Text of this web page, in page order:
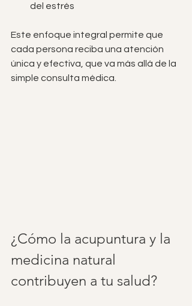
del estrés
Este enfoque integral permite que
cada persona reciba una atención
única y efectiva, que va más allá de la
simple consulta médica.
¿Cómo la acupuntura y la
medicina natural
contribuyen a tu salud?